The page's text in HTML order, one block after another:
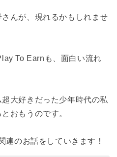
んが、現れるかもしれませ
To Earnも、面白い流れ
大好きだった少年時代の私
おもうのです。
連のお話をしていきます！